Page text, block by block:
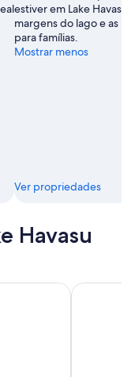
estiver em Lake
margens do lago e as
para famílias.
Mostrar menos
Ver propriedades
Havasu